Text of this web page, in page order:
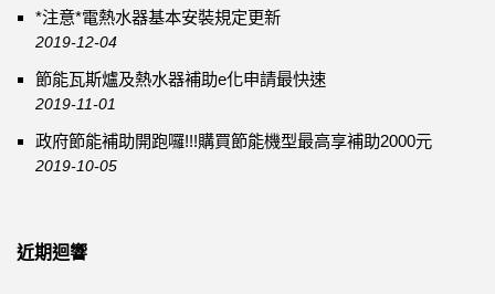
*注意*電熱水器基本安裝規定更新
2019-12-04
節能瓦斯爐及熱水器補助e化申請最快速
2019-11-01
政府節能補助開跑囉!!!購買節能機型最高享補助2000元
2019-10-05
近期迴響